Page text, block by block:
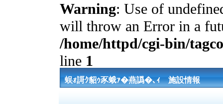
Warning: Use of
will throw an Error in a
/home/httpd/cgi-bin/
line 1
蜈ｫ謌ｸ貂ｩ豕蛾ｧ�燕譌�､ｨ 施設情報